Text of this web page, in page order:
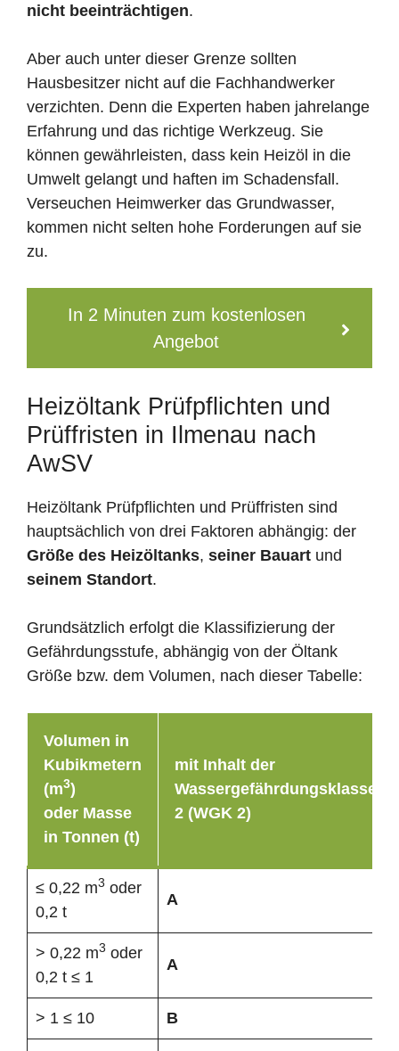
nicht beeinträchtigen.
Aber auch unter dieser Grenze sollten
Hausbesitzer nicht auf die Fachhandwerker
verzichten. Denn die Experten haben jahrelange
Erfahrung und das richtige Werkzeug. Sie
können gewährleisten, dass kein Heizöl in die
Umwelt gelangt und haften im Schadensfall.
Verseuchen Heimwerker das Grundwasser,
kommen nicht selten hohe Forderungen auf sie
zu.
In 2 Minuten zum kostenlosen
Angebot
Heizöltank Prüfpflichten und
Prüffristen in Ilmenau nach
AwSV
Heizöltank Prüfpflichten und Prüffristen sind
hauptsächlich von drei Faktoren abhängig: der
Größe des Heizöltanks, seiner Bauart und
seinem Standort.
Grundsätzlich erfolgt die Klassifizierung der
Gefährdungsstufe, abhängig von der Öltank
Größe bzw. dem Volumen, nach dieser Tabelle:
Volumen in
Kubikmetern
(m3)
oder Masse
in Tonnen (t)
mit Inhalt der
Wassergefährdungsklasse
2 (WGK 2)
≤ 0,22 m3 oder
0,2 t
A
> 0,22 m3 oder
0,2 t ≤ 1
A
> 1 ≤ 10 B